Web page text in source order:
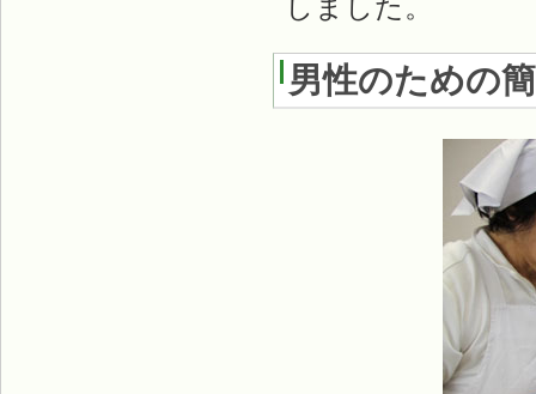
しました。
男性のための